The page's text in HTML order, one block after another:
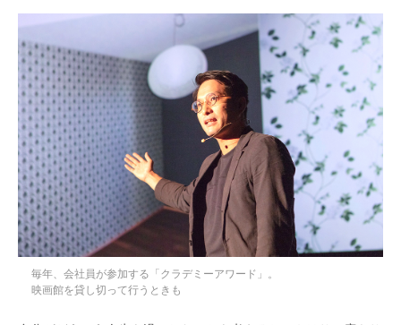
毎年、会社員が参加する「クラデミーアワード」。
映画館を貸し切って行うときも